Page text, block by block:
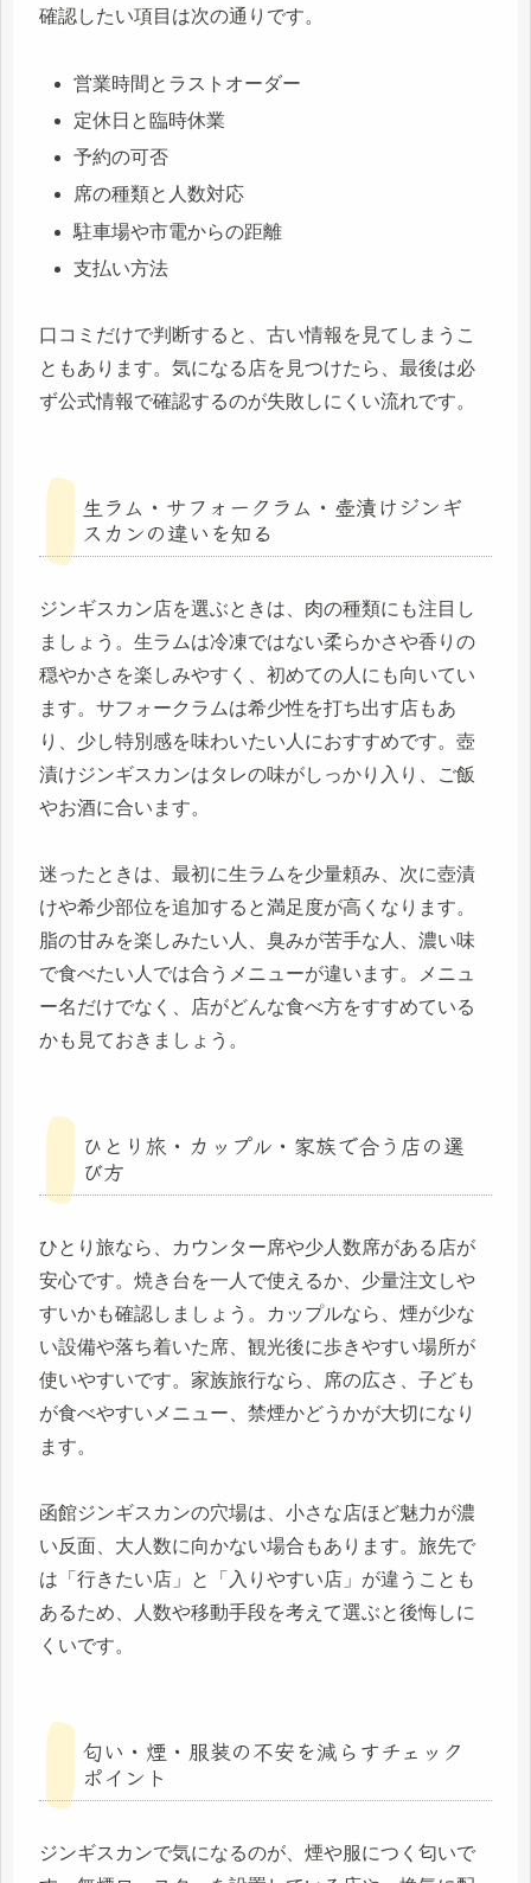
確認したい項目は次の通りです。
営業時間とラストオーダー
定休日と臨時休業
予約の可否
席の種類と人数対応
駐車場や市電からの距離
支払い方法
口コミだけで判断すると、古い情報を見てしまうこ
ともあります。気になる店を見つけたら、最後は必
ず公式情報で確認するのが失敗しにくい流れです。
生ラム・サフォークラム・壺漬けジンギ
スカンの違いを知る
ジンギスカン店を選ぶときは、肉の種類にも注目し
ましょう。生ラムは冷凍ではない柔らかさや香りの
穏やかさを楽しみやすく、初めての人にも向いてい
ます。サフォークラムは希少性を打ち出す店もあ
り、少し特別感を味わいたい人におすすめです。壺
漬けジンギスカンはタレの味がしっかり入り、ご飯
やお酒に合います。
迷ったときは、最初に生ラムを少量頼み、次に壺漬
けや希少部位を追加すると満足度が高くなります。
脂の甘みを楽しみたい人、臭みが苦手な人、濃い味
で食べたい人では合うメニューが違います。メニュ
ー名だけでなく、店がどんな食べ方をすすめている
かも見ておきましょう。
ひとり旅・カップル・家族で合う店の選
び方
ひとり旅なら、カウンター席や少人数席がある店が
安心です。焼き台を一人で使えるか、少量注文しや
すいかも確認しましょう。カップルなら、煙が少な
い設備や落ち着いた席、観光後に歩きやすい場所が
使いやすいです。家族旅行なら、席の広さ、子ども
が食べやすいメニュー、禁煙かどうかが大切になり
ます。
函館ジンギスカンの穴場は、小さな店ほど魅力が濃
い反面、大人数に向かない場合もあります。旅先で
は「行きたい店」と「入りやすい店」が違うことも
あるため、人数や移動手段を考えて選ぶと後悔しに
くいです。
匂い・煙・服装の不安を減らすチェック
ポイント
ジンギスカンで気になるのが、煙や服につく匂いで